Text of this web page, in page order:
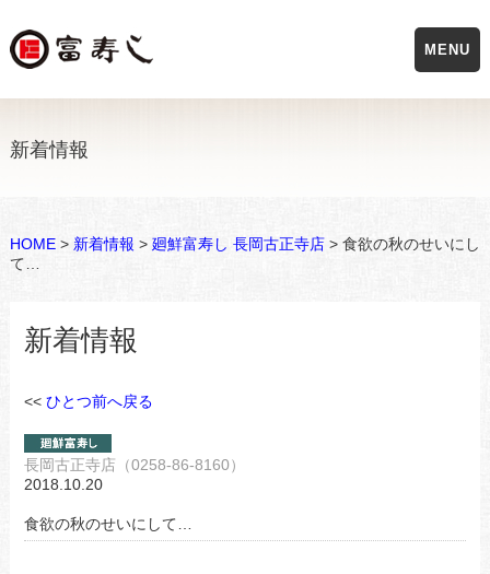
新着情報
HOME> 新着情報 > 廻鮮富寿し 長岡古正寺店> 食欲の秋のせいにし
て…
新着情報
<< ひとつ前へ戻る
長岡古正寺店（0258-86-8160）
2018.10.20
食欲の秋のせいにして…
MENU